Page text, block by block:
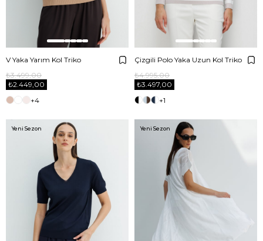
V Yaka Yarım Kol Triko
₺2.449,00
₺3.499,00
+4
Çizgili Polo Yaka Uzun Kol Triko
₺3.497,00
₺4.995,00
+1
Yeni Sezon Yeni Sezon